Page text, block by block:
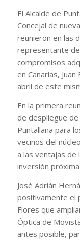
El Alcalde de
Concejal de
reunieron en las
representante
compromisos
en Canarias,
abril de este
En la primera
de despliegue de
Puntallana para
vecinos del
a las ventajas de
inversión
José Adrián
positivamente el
Flores que
Óptica de
antes posible,